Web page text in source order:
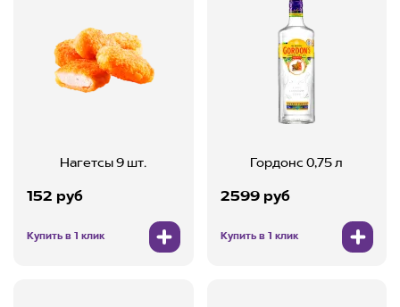
Нагетсы 9 шт.
152 руб
Купить в 1 клик
Гордонс 0,75 л
2599 руб
Купить в 1 клик